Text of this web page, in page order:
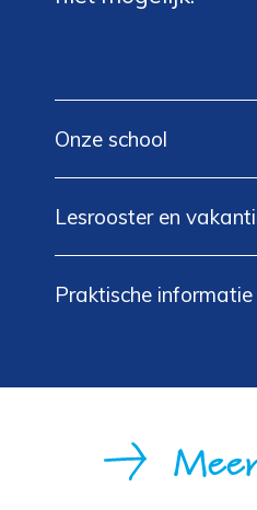
Onze school
Lesrooster en
Praktische informatie